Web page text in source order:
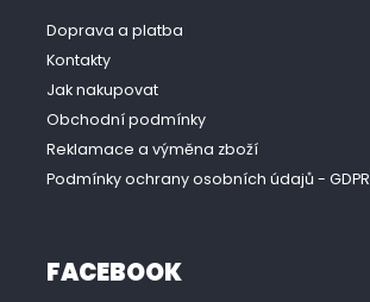
Doprava a platba
Kontakty
Jak nakupovat
Obchodní podmínky
Reklamace a výměna zboží
Podmínky ochrany osobních údajů - GDPR
FACEBOOK